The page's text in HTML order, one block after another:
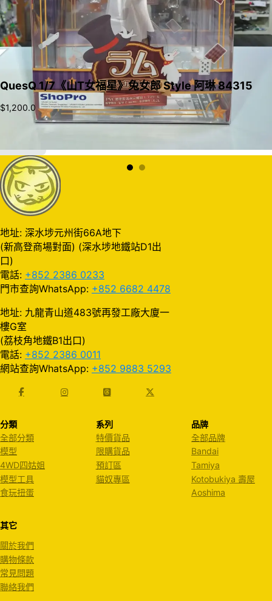
QuesQ 1/7《山T女福星》兔女郎 Style 阿琳 84315
$1,200.0
地址: 深水埗元州街66A地下
(新高登商場對面) (深水埗地鐵站D1出
口)
電話: +852 2386 0233
門市查詢WhatsApp: +852 6682 4478
地址: 九龍青山道483號再發工廠大廈一
樓G室
(荔枝角地鐵B1出口)
電話: +852 2386 0011
網站查詢WhatsApp: +852 9883 5293
分類
全部分類
模型
4WD四姑姐
模型工具
食玩扭蛋
系列
特價貨品
限購貨品
預訂區
貓奴專區
品牌
全部品牌
Bandai
Tamiya
Kotobukiya 壽屋
Aoshima
其它
關於我們
購物條款
常見問題
聯絡我們